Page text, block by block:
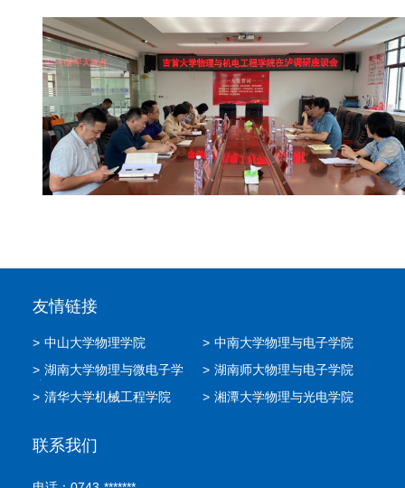
友情链接
> 中山大学物理学院 > 中南大学物理与电子学院
> 湖南大学物理与微电子学
> 湖南师大物理与电子学院
> 清华大学机械工程学院 > 湘潭大学物理与光电学院
联系我们